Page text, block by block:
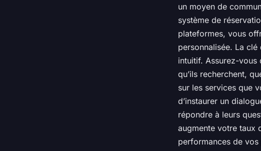
un moyen de
système de
plateformes, vous
personnalisée. La
intuitif. Assurez-vous
qu’ils recherchent,
sur les services que
d’instaurer un
répondre à leurs
augmente votre taux
performances de